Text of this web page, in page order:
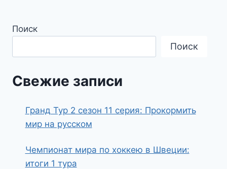
Поиск
Поиск
Свежие записи
Гранд Тур 2 сезон 11 серия: Прокормить
мир на русском
Чемпионат мира по хоккею в Швеции:
итоги 1 тура